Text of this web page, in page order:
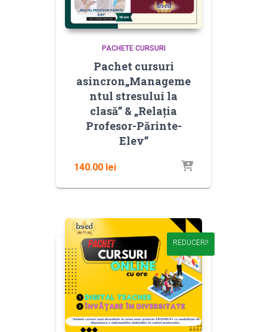
PACHETE CURSURI
Pachet cursuri
asincron„Manageme
ntul stresului la
clasă” & „Relația
Profesor-Părinte-
Elev”
140.00 lei
REDUCERI!